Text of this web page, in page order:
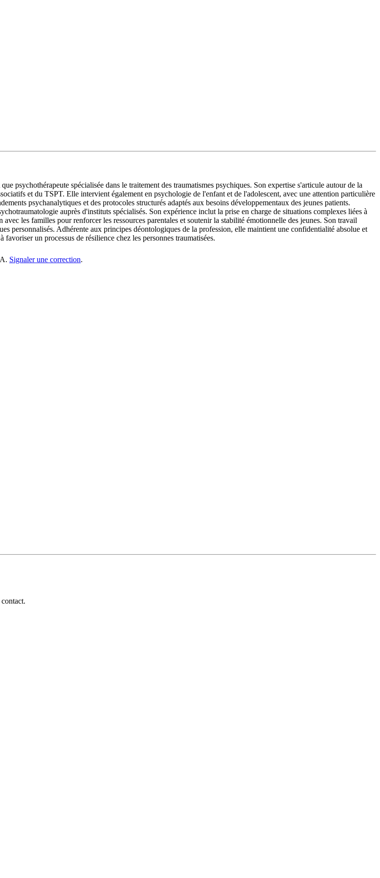
psychothérapeute spécialisée dans le traitement des traumatismes psychiques. Son expertise s'articule autour de la
et du TSPT. Elle intervient également en psychologie de l'enfant et de l'adolescent, avec une attention particulière
psychanalytiques et des protocoles structurés adaptés aux besoins développementaux des jeunes patients.
auprès d'instituts spécialisés. Son expérience inclut la prise en charge de situations complexes liées à
les familles pour renforcer les ressources parentales et soutenir la stabilité émotionnelle des jeunes. Son travail
personnalisés. Adhérente aux principes déontologiques de la profession, elle maintient une confidentialité absolue et
un processus de résilience chez les personnes traumatisées.
Signaler une correction.